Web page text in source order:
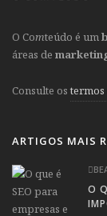
O Comteúdo é um
áreas de
Consulte ostermos
ARTIGOS MAIS
O